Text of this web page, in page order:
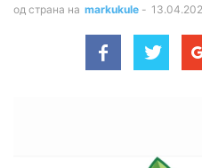
од страна на markukule -